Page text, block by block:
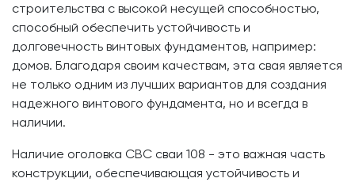
строительства с высокой несущей способностью,
способный обеспечить устойчивость и
долговечность винтовых фундаментов, например:
домов. Благодаря своим качествам, эта свая является
не только одним из лучших вариантов для создания
надежного винтового фундамента, но и всегда в
наличии.
Наличие оголовка СВС сваи 108 - это важная часть
конструкции, обеспечивающая устойчивость и